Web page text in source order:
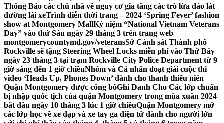
Thông Báo các chủ nhà về nguy cơ gia tăng các trò lừa đảo lát
đường lái xeTrình diễn thời trang – 2024 ‘Spring Fever’ fashion
show at Montgomery MallKỷ niệm “National Vietnam Veterans
Day” vào thứ Sáu ngày 29 tháng 3 trên trang web
montgomerycountymd.gov/veteransSở Cảnh sát Thành phố
Rockville sẽ tặng Steering Wheel Locks miễn phí vào Thứ Bảy
ngày 23 tháng 3 tại trạm Rockville City Police Department từ 9
giờ sáng đến 1 giờ chiềuNhóm và Cá nhân đoạt giải cuộc thi
video ‘Heads Up, Phones Down’ dành cho thanh thiếu niên
Quận Montgomery được công bốGhi Danh Cho Các lớp chuẩn
bị nhập quốc tịch của quận Montgomery trong mùa xuân 2024
bắt đầu ngày 10 tháng 3 lúc 1 giờ chiềuQuận Montgomery mở
các lớp học về xe đạp và xe tay ga điện tử dành cho người lớn